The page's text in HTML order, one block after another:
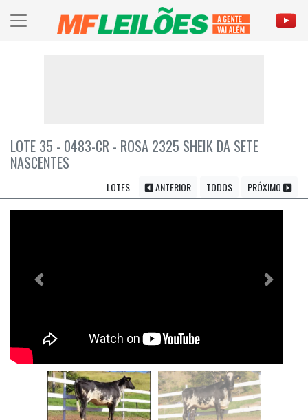
LOTE 35 - 0483-CR - ROSA 2325 SHEIK DA SETE
NASCENTES
LOTES ANTERIOR TODOS PRÓXIMO
Previous Próximo